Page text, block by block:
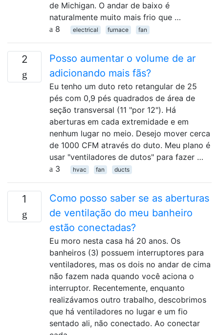
de Michigan. O andar de baixo é
naturalmente muito mais frio que …
8
electrical furnace fan
2
Posso aumentar o volume de ar
adicionando mais fãs?
Eu tenho um duto reto retangular de 25
pés com 0,9 pés quadrados de área de
seção transversal (11 "por 12"). Há
aberturas em cada extremidade e em
nenhum lugar no meio. Desejo mover cerca
de 1000 CFM através do duto. Meu plano é
usar "ventiladores de dutos" para fazer …
3
hvac fan ducts
1
Como posso saber se as aberturas
de ventilação do meu banheiro
estão conectadas?
Eu moro nesta casa há 20 anos. Os
banheiros (3) possuem interruptores para
ventiladores, mas os dois no andar de cima
não fazem nada quando você aciona o
interruptor. Recentemente, enquanto
realizávamos outro trabalho, descobrimos
que há ventiladores no lugar e um fio
sentado ali, não conectado. Ao conectar